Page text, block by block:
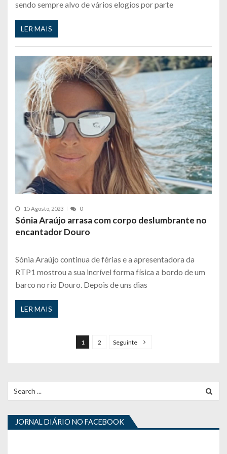
sendo sempre alvo de vários elogios por parte
LER MAIS
15 Agosto, 2023 0
Sónia Araújo arrasa com corpo deslumbrante no
encantador Douro
Sónia Araújo continua de férias e a apresentadora da
RTP1 mostrou a sua incrível forma física a bordo de um
barco no rio Douro. Depois de uns dias
LER MAIS
n
a
ç
ã
1 2 Seguinte
for:
JORNAL DIÁRIO NO FACEBOOK